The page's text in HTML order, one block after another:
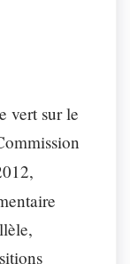
vert sur le